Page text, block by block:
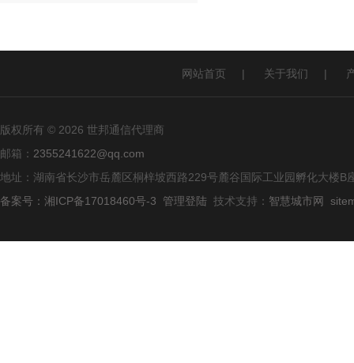
网站首页 | 关于我们 |
版权所有 © 2026 世邦通信代理商
邮箱： 2355241622@qq.com
地址：湖南省长沙市岳麓区桐梓坡西路229号麓谷国际工业园孵化大楼B
备案号：湘ICP备17018460号-3
管理登陆 技术支持： 智慧城市网